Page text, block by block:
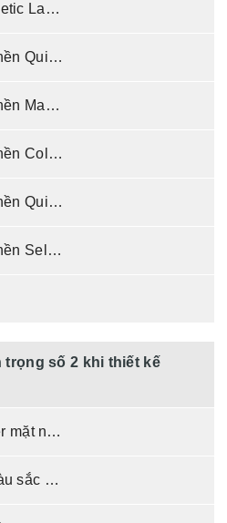
(04:55)
tool (04:20)
(05:40)
(04:02)
(02:21)
(07:43)
trọng số 2 khi thiết kế
(04:34)
nạ (03:48)